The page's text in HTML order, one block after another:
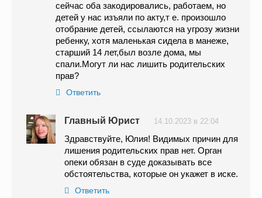
сейчас оба закодировались, работаем, но
детей у нас изъяли по акту,т е. произошло
отобрание детей, ссылаются на угрозу жизни
ребенку, хотя маленькая сидела в манеже,
старший 14 лет,был возле дома, мы
спали.Могут ли нас лишить родительских
прав?
Ответить
Главный Юрист 14.10.2023 в 22:04
Здравствуйте, Юлия! Видимых причин для
лишения родительских прав нет. Орган
опеки обязан в суде доказывать все
обстоятельства, которые он укажет в иске.
Ответить